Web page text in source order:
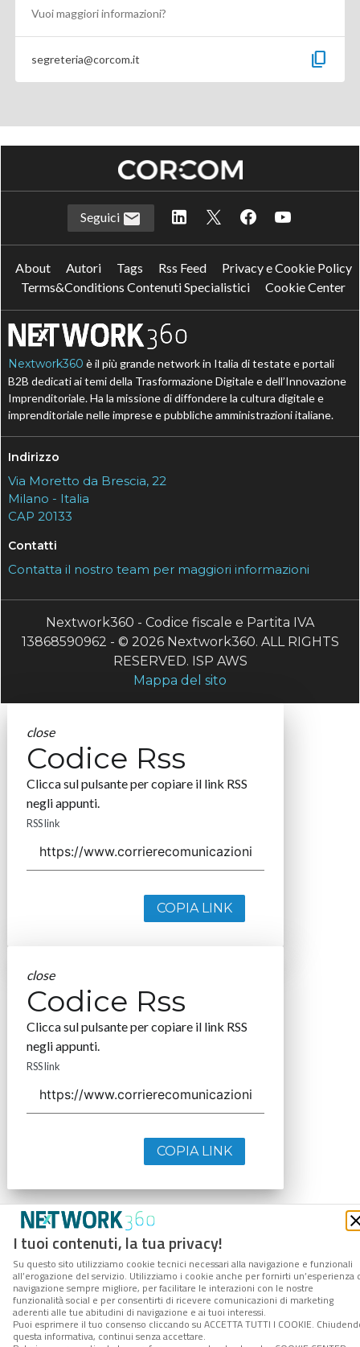
Vuoi maggiori informazioni?
segreteria@corcom.it content_copy
I tuoi contenuti, la tua privacy!
Su questo sito utilizziamo cookie tecnici necessari alla navigazione e funzionali
all’erogazione del servizio. Utilizziamo i cookie anche per fornirti un’esperienza
navigazione sempre migliore, per facilitare le interazioni con le nostre
funzionalità social e per consentirti di ricevere comunicazioni di marketing
aderenti alle tue abitudini di navigazione e ai tuoi interessi.
Puoi esprimere il tuo consenso cliccando su ACCETTA TUTTI I COOKIE.
questa informativa, continui senza accettare.
Seguici
About Autori Tags Rss Feed
Privacy e Cookie Policy
Terms&Conditions Contenuti Specialistici
Cookie Center
Nextwork360 è il più grande network in Italia di testate e portali
B2B dedicati ai temi della Trasformazione Digitale e dell’Innovazione
Imprenditoriale. Ha la missione di diffondere la cultura digitale e
imprenditoriale nelle imprese e pubbliche amministrazioni italiane.
Indirizzo
Via Moretto da Brescia, 22
Milano - Italia
CAP 20133
Contatti
Contatta il nostro team per maggiori informazioni
Nextwork360 - Codice fiscale e Partita IVA
13868590962 - © 2026 Nextwork360. ALL RIGHTS
RESERVED. ISP AWS
Mappa del sito
close
Codice Rss
Clicca sul pulsante per copiare il link RSS
negli appunti.
RSS link
COPIA LINK
close
Codice Rss
Clicca sul pulsante per copiare il link RSS
negli appunti.
RSS link
COPIA LINK